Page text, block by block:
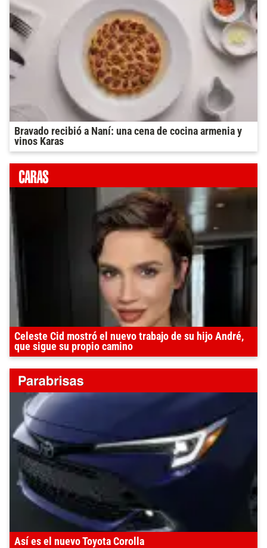
Bravado recibió a Naní: una cena de cocina armenia y
vinos Karas
Celeste Cid mostró el nuevo trabajo de su hijo André,
que sigue su propio camino
Así es el nuevo Toyota Corolla